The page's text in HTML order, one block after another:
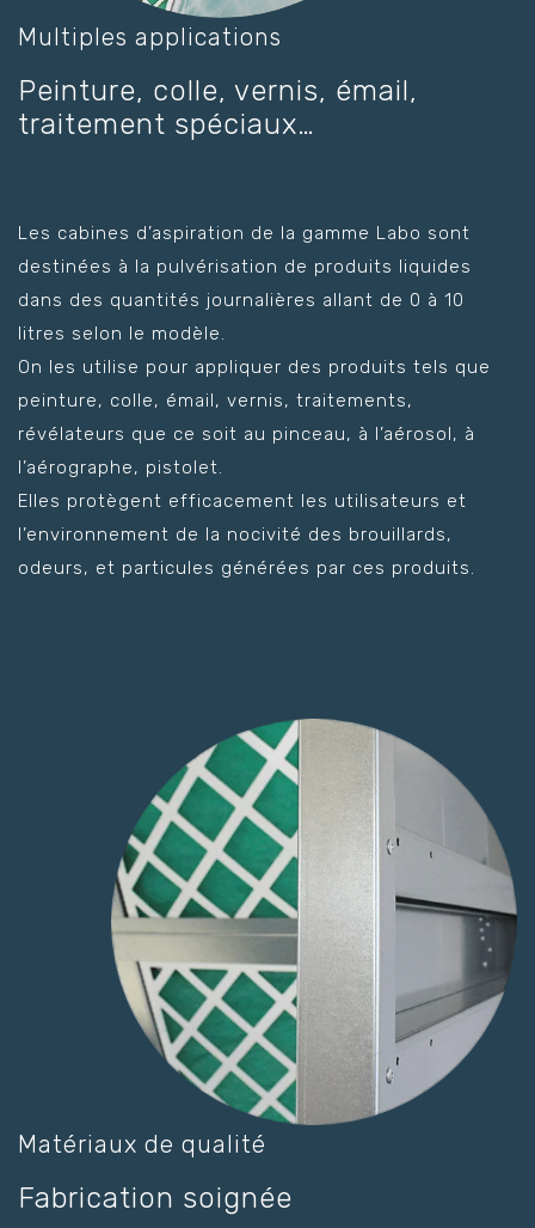
Multiples applications
Peinture, colle, vernis, émail,
traitement spéciaux…
Les cabines d’aspiration de la gamme Labo sont
destinées à la pulvérisation de produits liquides
dans des quantités journalières allant de 0 à 10
litres selon le modèle.
On les utilise pour appliquer des produits tels que
peinture, colle, émail, vernis, traitements,
révélateurs que ce soit au pinceau, à l’aérosol, à
l’aérographe, pistolet.
Elles protègent efficacement les utilisateurs et
l’environnement de la nocivité des brouillards,
odeurs, et particules générées par ces produits.
Matériaux de qualité
Fabrication soignée